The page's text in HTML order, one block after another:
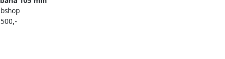
met
Beige